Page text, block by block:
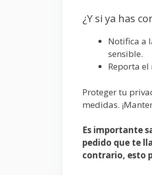
¿Y si ya has
Notifica a
sensible.
Reporta
Proteger tu
medidas.
Es importante
pedido que te
contrario, esto